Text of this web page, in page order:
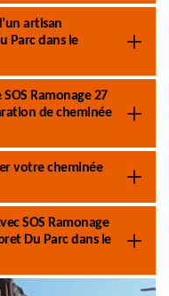
artisan
Parc dans le
Ramonage 27
de cheminée
votre cheminée
SOS Ramonage
Du Parc dans le